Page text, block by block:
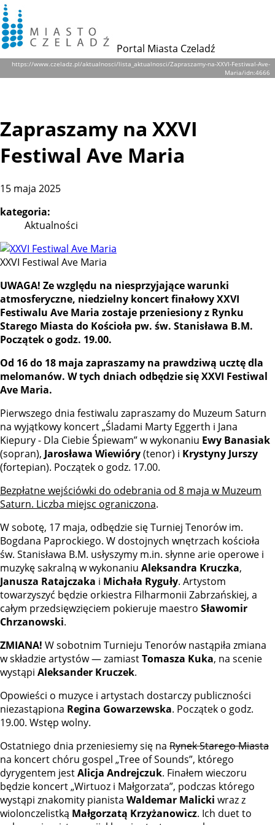
Portal Miasta Czeladź
https://www.czeladz.pl/aktualnosci/lista_aktualnosci/Zapraszamy-na-XXVI-Festiwal-Ave-
Maria/idn:4666
Zapraszamy na XXVI
Festiwal Ave Maria
15 maja 2025
kategoria:
Aktualności
XXVI Festiwal Ave Maria
UWAGA! Ze względu na niesprzyjające warunki
atmosferyczne, niedzielny koncert finałowy XXVI
Festiwalu Ave Maria zostaje przeniesiony z Rynku
Starego Miasta do Kościoła pw. św. Stanisława B.M.
Początek o godz. 19.00.
Od 16 do 18 maja zapraszamy na prawdziwą ucztę dla
melomanów. W tych dniach odbędzie się XXVI Festiwal
Ave Maria.
Pierwszego dnia festiwalu zapraszamy do Muzeum Saturn
na wyjątkowy koncert „Śladami Marty Eggerth i Jana
Kiepury - Dla Ciebie Śpiewam” w wykonaniu Ewy Banasiak
(sopran), Jarosława Wiewióry(tenor) i Krystyny Jurszy
(fortepian). Początek o godz. 17.00.
Bezpłatne wejściówki do odebrania od 8 maja w Muzeum
Saturn. Liczba miejsc ograniczona.
W sobotę, 17 maja, odbędzie się Turniej Tenorów im.
Bogdana Paprockiego. W dostojnych wnętrzach kościoła
św. Stanisława B.M. usłyszymy m.in. słynne arie operowe i
muzykę sakralną w wykonaniu Aleksandra Kruczka,
Janusza Ratajczaka i Michała Ryguły. Artystom
towarzyszyć będzie orkiestra Filharmonii Zabrzańskiej, a
całym przedsięwzięciem pokieruje maestro Sławomir
Chrzanowski.
ZMIANA! W sobotnim Turnieju Tenorów nastąpiła zmiana
w składzie artystów — zamiastTomasza Kuka, na scenie
wystąpi Aleksander Kruczek.
Opowieści o muzyce i artystach dostarczy publiczności
niezastąpiona Regina Gowarzewska. Początek o godz.
19.00. Wstęp wolny.
Ostatniego dnia przeniesiemy się na Rynek Starego Miasta
na koncert chóru gospel „Tree of Sounds”, którego
dyrygentem jestAlicja Andrejczuk. Finałem wieczoru
będzie koncert „Wirtuoz i Małgorzata”, podczas którego
wystąpi znakomity pianista Waldemar Malicki wraz z
wiolonczelistką Małgorzatą Krzyżanowicz. Ich duet to